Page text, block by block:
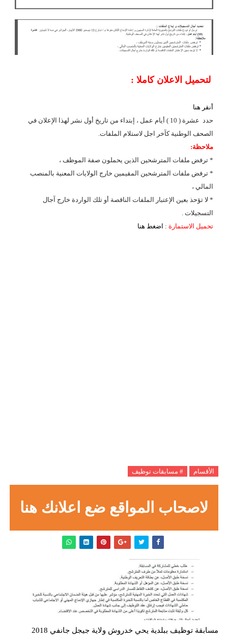
لتحميل الاعلان كاملا :
أنقر هنا
حدد عشرة ( 10 ) أيام عمل ، إبتداء من تاريخ أول نشر لهذا الإعلان في
الصحف الوطنية كآخر اجل لاستلام الملفات.
ملاحظة:
* ترفض ملفات المترشحين الذين يحملون صفة الموظف ،
* ترفض ملفات المترشحين المقيمين خارج الولايات المعنية بالمنصب
المالي ،
* لا تؤحذ بعين الإعتبار الملفات الناقصة أو تلك الواردة خارج آجال
التسجيلات .
تحميل الاستمارة : اضغط هنا
الأقسام # مسابقات توظيف
لاصحاب المواقع ضع اعلانك هنا
مسابقة توظيف ببلدية يحي خدروش ولاية جيجل جانفي 2018